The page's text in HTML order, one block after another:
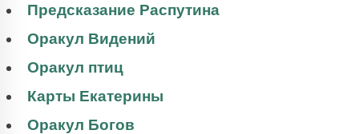
Предсказание Распутина
Оракул Видений
Оракул птиц
Карты Екатерины
Оракул Богов